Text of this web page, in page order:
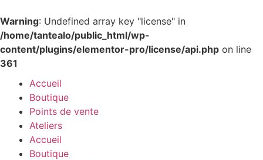
Warning: Undefined array key "license" in
/home/tantealo/public_html/wp-
content/plugins/elementor-pro/license/api.php on line
361
Accueil
Boutique
Points de vente
Ateliers
Accueil
Boutique